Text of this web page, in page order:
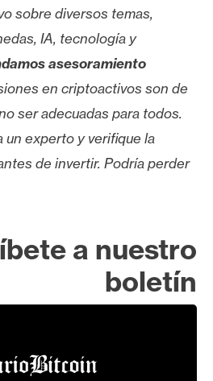
sobre diversos temas,
IA, tecnología y
asesoramiento
en criptoactivos son de
ser adecuadas para todos.
un experto y verifique la
de invertir. Podría perder
a nuestro
boletín